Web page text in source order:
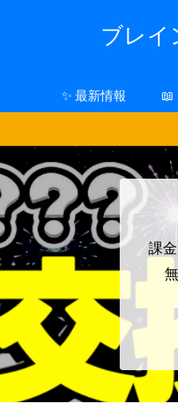
ブレイ
✨ 最新情報 📖
課